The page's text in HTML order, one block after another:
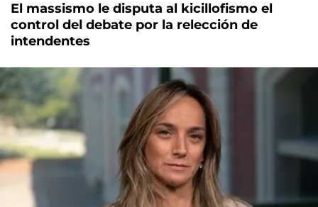
El massismo le disputa al kicillofismo el
control del debate por la relección de
intendentes